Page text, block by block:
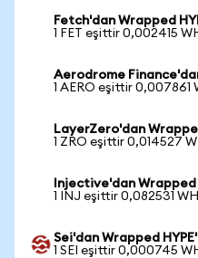
Fetch'dan Wrapped
1 FET eşittir 0,002415
Aerodrome
1 AERO eşittir 0,007861
LayerZero'dan
1 ZRO eşittir 0,014527
Injective'dan Wrapped
1 INJ eşittir 0,082531
Sei'dan Wrapped
1 SEI eşittir 0,000745